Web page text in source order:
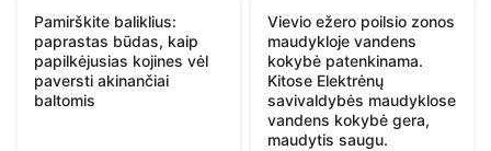
Pamirškite baliklius:
paprastas būdas, kaip
papilkėjusias kojines vėl
paversti akinančiai
baltomis
Vievio ežero poilsio zonos
maudykloje vandens
kokybė patenkinama.
Kitose Elektrėnų
savivaldybės maudyklose
vandens kokybė gera,
maudytis saugu.